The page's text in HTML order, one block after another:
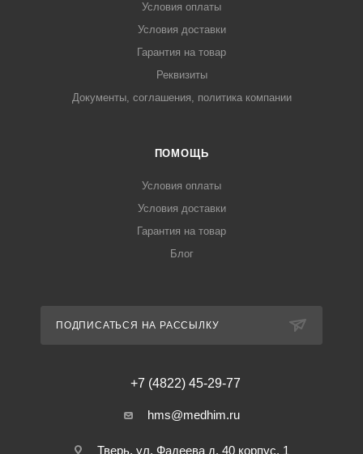
Условия оплаты
Условия доставки
Гарантия на товар
Реквизиты
Документы, соглашения, политика компании
ПОМОЩЬ
Условия оплаты
Условия доставки
Гарантия на товар
Блог
ПОДПИСАТЬСЯ НА РАССЫЛКУ
+7 (4822) 45-29-77
hms@medhim.ru
Тверь, ул. Фадеева д. 40 корпус. 1